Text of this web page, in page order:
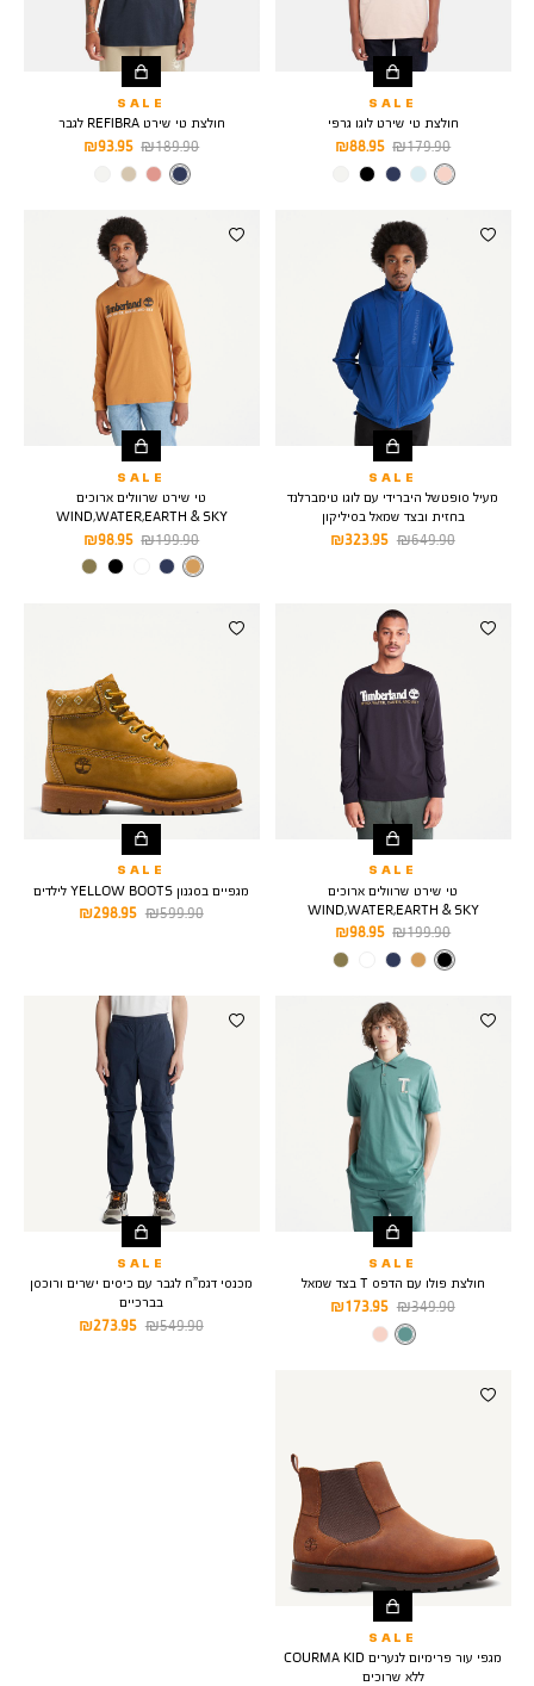
SALE
חולצת טי שירט לוגו גרפי
מחיר
מוצר
88.95 ₪
מחיר
רגיל
179.90 ₪
צבע
CAMEO
ROSE
SALE
חולצת טי שירט REFIBRA לגבר
מחיר
מוצר
93.95 ₪
מחיר
רגיל
189.90 ₪
צבע
DARK
SALE
מעיל סופטשל היברידי עם לוגו טימברלנד
בחזית ובצד שמאל בסיליקון
מחיר
323.95 ₪
מחיר
649.90 ₪
SALE
טי שירט שרוולים ארוכים
WIND,WATER,EARTH & SKY
מחיר
מוצר
98.95 ₪
מחיר
רגיל
199.90 ₪
צבע
WHEAT
SALE
טי שירט שרוולים ארוכים
WIND,WATER,EARTH & SKY
מחיר
98.95 ₪
מחיר
רגיל
199.90 ₪
צבע
BLACK
SALE
מגפיים בסגנון YELLOW BOOTS לילדים
מחיר
298.95 ₪
מחיר
599.90 ₪
SALE
חולצת פולו עם הדפס T בצד שמאל
מחיר
מוצר
173.95 ₪
מחיר
349.90 ₪
צבע
SEA
SALE
מכנסי דגמ”ח לגבר עם כיסים ישרים ורוכסן
בברכיים
מחיר
273.95 ₪
מחיר
549.90 ₪
SALE
מגפי עור פרימיום לנערים COURMA KID
ללא שרוכים